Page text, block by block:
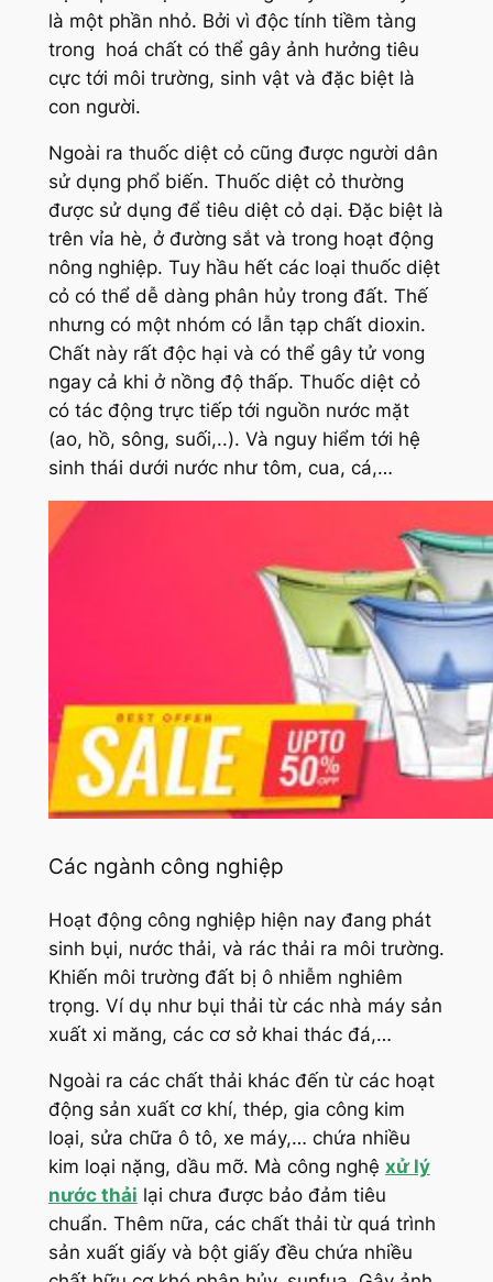
là một phần nhỏ. Bởi vì độc tính tiềm tàng
trong hoá chất có thể gây ảnh hưởng tiêu
cực tới môi trường, sinh vật và đặc biệt là
con người.
Ngoài ra thuốc diệt cỏ cũng được người dân
sử dụng phổ biến. Thuốc diệt cỏ thường
được sử dụng để tiêu diệt cỏ dại. Đặc biệt là
trên vỉa hè, ở đường sắt và trong hoạt động
nông nghiệp. Tuy hầu hết các loại thuốc diệt
cỏ có thể dễ dàng phân hủy trong đất. Thế
nhưng có một nhóm có lẫn tạp chất dioxin.
Chất này rất độc hại và có thể gây tử vong
ngay cả khi ở nồng độ thấp. Thuốc diệt cỏ
có tác động trực tiếp tới nguồn nước mặt
(ao, hồ, sông, suối,..). Và nguy hiểm tới hệ
sinh thái dưới nước như tôm, cua, cá,…
Các ngành công nghiệp
Hoạt động công nghiệp hiện nay đang phát
sinh bụi, nước thải, và rác thải ra môi trường.
Khiến môi trường đất bị ô nhiễm nghiêm
trọng. Ví dụ như bụi thải từ các nhà máy sản
xuất xi măng, các cơ sở khai thác đá,…
Ngoài ra các chất thải khác đến từ các hoạt
động sản xuất cơ khí, thép, gia công kim
loại, sửa chữa ô tô, xe máy,… chứa nhiều
kim loại nặng, dầu mỡ. Mà công nghệ xử lý
nước thải lại chưa được bảo đảm tiêu
chuẩn. Thêm nữa, các chất thải từ quá trình
sản xuất giấy và bột giấy đều chứa nhiều